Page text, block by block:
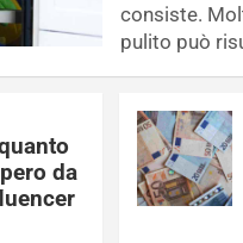
consiste.
pulito può
da